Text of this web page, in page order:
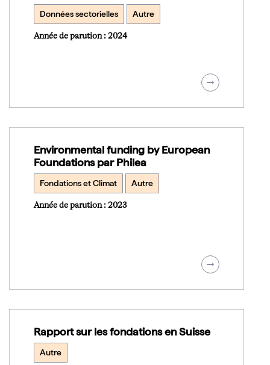
Données sectorielles Autre
Année de parution : 2024
Environmental funding by European
Foundations par Philea
Fondations et Climat Autre
Année de parution : 2023
Rapport sur les fondations en Suisse
Autre